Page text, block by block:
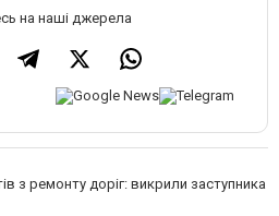
на наші джерела
з ремонту доріг: викрили заступника